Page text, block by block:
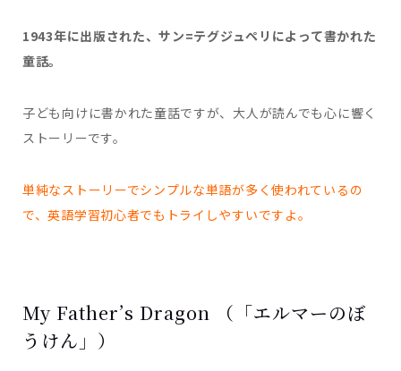
1943年に出版された、サン=テグジュペリによって書かれた
童話。
子ども向けに書かれた童話ですが、大人が読んでも心に響く
ストーリーです。
単純なストーリーでシンプルな単語が多く使われているの
で、英語学習初心者でもトライしやすいですよ。
My Father’s Dragon （「エルマーのぼ
うけん」）